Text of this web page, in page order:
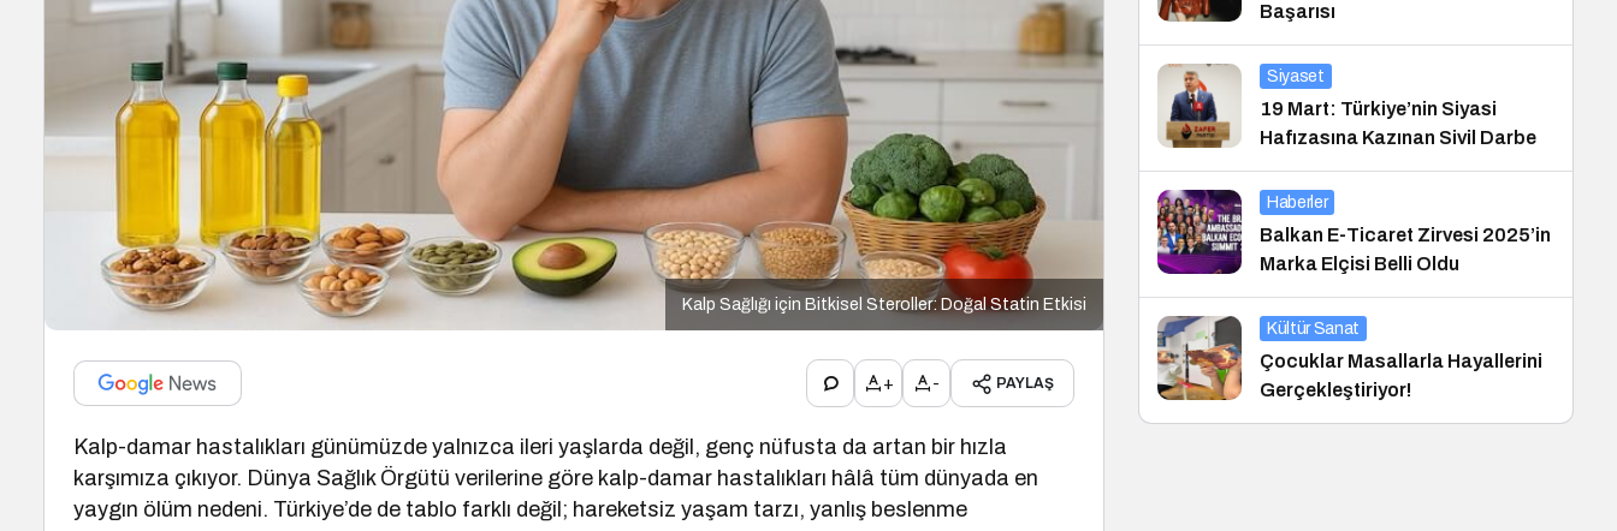
Kalp Sağlığı için Bitkisel Steroller: Doğal Statin Etkisi
+ - PAYLAŞ
Kalp-damar hastalıkları günümüzde yalnızca ileri yaşlarda değil, genç nüfusta da artan bir hızla
karşımıza çıkıyor. Dünya Sağlık Örgütü verilerine göre kalp-damar hastalıkları hâlâ tüm dünyada en
yaygın ölüm nedeni. Türkiye’de de tablo farklı değil; hareketsiz yaşam tarzı, yanlış beslenme
Başarısı
Siyaset
19 Mart: Türkiye’nin Siyasi
Hafızasına Kazınan Sivil Darbe
Haberler
Balkan E-Ticaret Zirvesi 2025’in
Marka Elçisi Belli Oldu
Kültür Sanat
Çocuklar Masallarla Hayallerini
Gerçekleştiriyor!